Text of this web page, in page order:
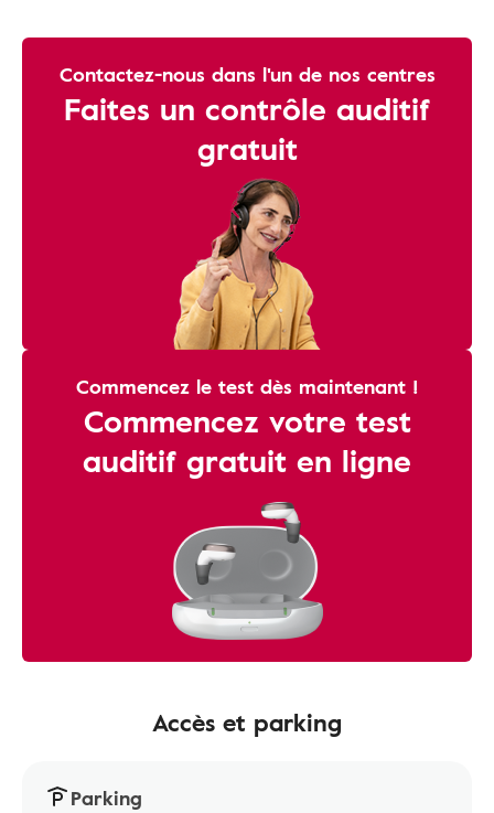
Contactez-nous dans l'un de nos centres
Faites un contrôle auditif
gratuit
Commencez le test dès maintenant !
Commencez votre test
auditif gratuit en ligne
Accès et parking
Parking